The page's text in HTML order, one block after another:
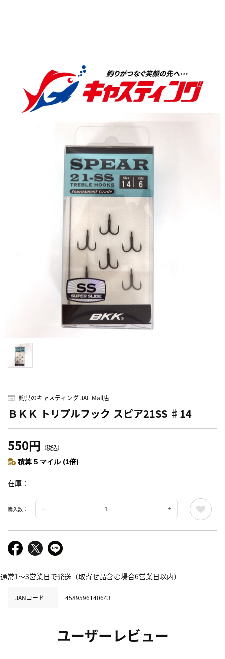
釣具のキャスティング JAL Mall店
ＢＫＫ トリプルフック スピア21SS ♯14
550円 （税込）
積算 5 マイル (1倍)
在庫
購入数：
通常1～3営業日で発送（取寄せ品含む場合6営業日以内）
JANコード 4589596140643
ユーザーレビュー